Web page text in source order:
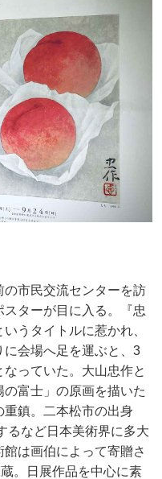
市民交流センターを訪
ターが目に入る。『忠
うタイトルに惹かれ、
会場へ足を運ぶと、3
っていた。大山忠作と
富士」の原画を描いた
鎮。二本松市の出身
るなど日本美術界に多大
は画伯によって寄贈さ
。日展作品を中心に素